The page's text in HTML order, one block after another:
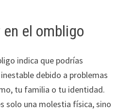
el ombligo
indica que podrías
debido a problemas
tu familia o tu identidad.
solo una molestia física, sino